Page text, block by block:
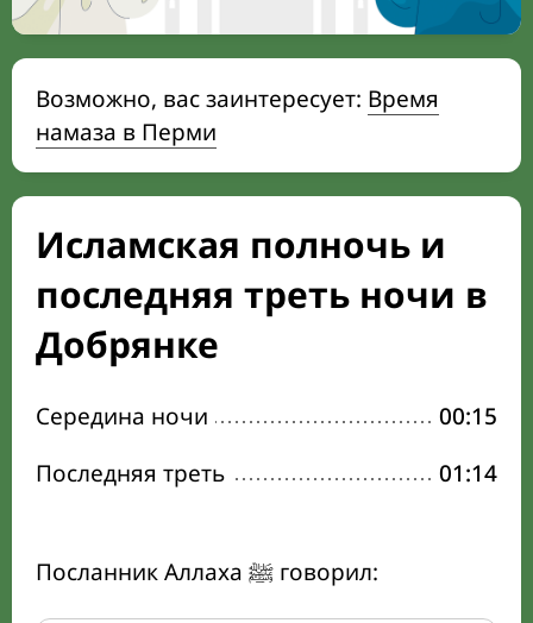
Возможно, вас заинтересует: Время
намаза в Перми
Исламская полночь и
последняя треть ночи в
Добрянке
Середина ночи
00:15
Последняя треть
01:14
Посланник Аллаха ﷺ говорил: